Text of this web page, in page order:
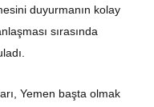
duyurmanın kolay
sırasında
Yemen başta olmak